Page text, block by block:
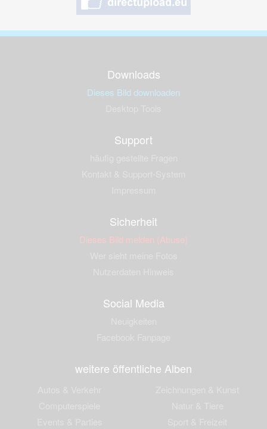
Downloads
Dieses Bild downloaden
Support
Sicherheit
Dieses Bild melden (Abuse)
Social Media
weitere öffentliche Alben